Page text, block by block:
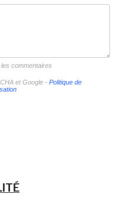
commentaires
et Google - Politique de